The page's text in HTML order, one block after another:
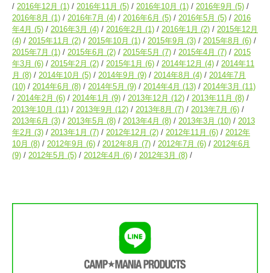
2016年12月 (1) 2016年11月 (5) 2016年10月 (1) 2016年9月 (5)
2016年8月 (1) 2016年7月 (4) 2016年6月 (5) 2016年5月 (5)
2016
年4月 (5) 2016年3月 (4) 2016年2月 (1) 2016年1月 (2)
2015年12月
(4)
2015年11月 (2) 2015年10月 (1) 2015年9月 (3) 2015年8月 (6)
2015年7月 (1) 2015年6月 (2) 2015年5月 (7) 2015年4月 (7)
2015
年3月 (6) 2015年2月 (2) 2015年1月 (6) 2014年12月 (4)
2014年11
月 (8) 2014年10月 (5) 2014年9月 (9) 2014年8月 (4)
2014年7月
(10)
2014年6月 (8) 2014年5月 (9) 2014年4月 (13) 2014年3月 (11)
2014年2月 (6) 2014年1月 (9) 2013年12月 (12) 2013年11月 (8)
2013年10月 (11) 2013年9月 (12) 2013年8月 (7) 2013年7月 (6)
2013年6月 (3) 2013年5月 (8) 2013年4月 (8) 2013年3月 (10)
2013
年2月 (3) 2013年1月 (7) 2012年12月 (2) 2012年11月 (6)
2012年
10月 (8) 2012年9月 (6) 2012年8月 (7) 2012年7月 (6)
2012年6月
(9)
2012年5月 (5) 2012年4月 (6) 2012年3月 (8)